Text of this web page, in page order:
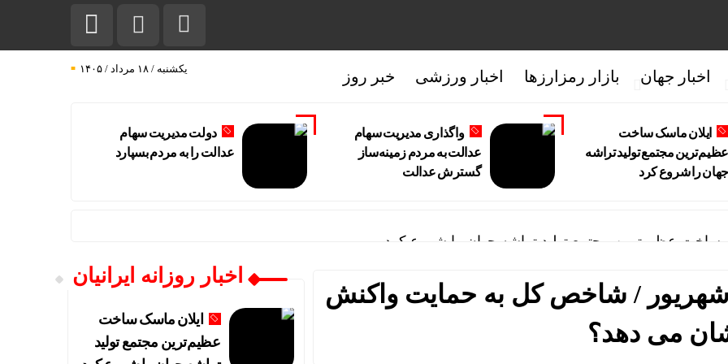
اخبار جهان بازار رمزارزها اخبار ورزشی خبر روز یکشنبه / ۱۸ مرداد / ۱۴۰۵
ایلان ماسک ساخت
عظیم‌ترین مجتمع تولید تراشه
جهان را شروع کرد
واگذاری مدیریت سهام
عدالت به مردم زمینه‌ساز
گسترش عدالت
دولت مدیریت سهام
عدالت را به مردم بسپارد
ساخت عظیم‌ترین مجتمع تولید تراشه جهان را شروع کرد
سهام عدالت را به مردم بسپارد
وارداتی مرداد ۱۴۰۵؛ بدون قرعه‌کشی و حساب وکالتی
پیش بینی بورس امروز ۲۸ شهریور / شاخص کل به حمایت واکنش
می دهد؟
اخبار روزانه ایرانیان
ایلان ماسک ساخت
عظیم‌ترین مجتمع تولید